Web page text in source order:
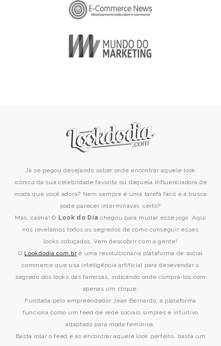
Já se pegou desejando saber onde encontrar aquele look
icônico da sua celebridade favorita ou daquela influenciadora de
moda que você adora? Nem sempre é uma tarefa fácil e a busca
pode parecer interminável, certo?
Mas, calma! O Look do Dia chegou para mudar esse jogo. Aqui
nós revelamos todos os segredos de como conseguir esses
looks cobiçados. Vem descobrir com a gente!
O Lookdodia.com.bré uma revolucionária plataforma de social
commerce que usa inteligência artificial para desevendar o
segredo dos looks das famosas, indicando onde comprá-los com
apenas um clique.
Fundada pelo empreendedor Jean Bernardo, a plataforma
funciona como um feed de rede sociais simples e intuitivo
adaptado para moda feminina.
Basta rolar o feed e ao encontrar aquele look perfeito, basta um